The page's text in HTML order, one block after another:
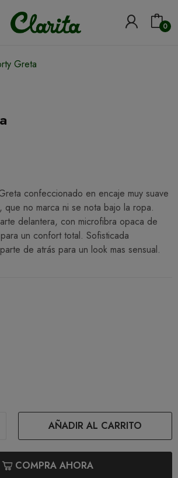
0
Greta
confeccionado en encaje muy suave
que no marca ni se nota bajo la ropa.
delantera, con microfibra opaca de
un confort total. Sofisticada
de atrás para un look mas sensual.
AÑADIR AL CARRITO
COMPRA AHORA